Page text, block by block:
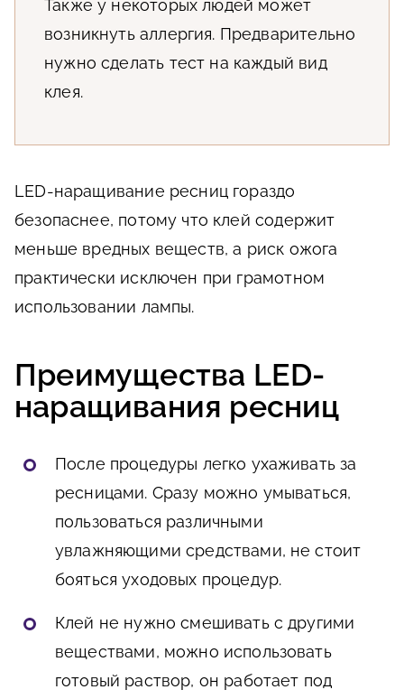
Также у некоторых людей может
возникнуть аллергия. Предварительно
нужно сделать тест на каждый вид
клея.
LED-наращивание ресниц гораздо
безопаснее, потому что клей содержит
меньше вредных веществ, а риск ожога
практически исключен при грамотном
использовании лампы.
Преимущества LED-
наращивания ресниц
После процедуры легко ухаживать за
ресницами. Сразу можно умываться,
пользоваться различными
увлажняющими средствами, не стоит
бояться уходовых процедур.
Клей не нужно смешивать с другими
веществами, можно использовать
готовый раствор, он работает под